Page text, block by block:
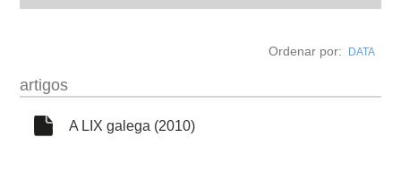
obra
fototeca
Ordenar por: DATA
artigos
A LIX galega (2010)